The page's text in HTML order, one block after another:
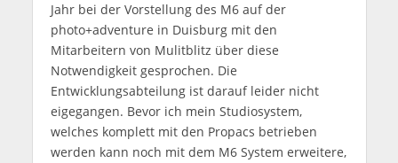
Jahr bei der Vorstellung des M6 auf der
photo+adventure in Duisburg mit den
Mitarbeitern von Mulitblitz über diese
Notwendigkeit gesprochen. Die
Entwicklungsabteilung ist darauf leider nicht
eigegangen. Bevor ich mein Studiosystem,
welches komplett mit den Propacs betrieben
werden kann noch mit dem M6 System erweitere,